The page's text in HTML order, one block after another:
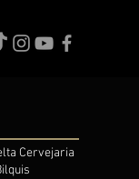
Cervejaria